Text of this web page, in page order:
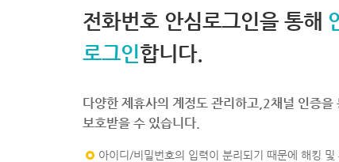
전화번호 안심로그인을 통해
로그인합니다.
다양한 제휴사의 계정도 관리하고,2채널 인증을
보호받을 수 있습니다.
아이디/비밀번호의 입력이 분리되기 때문에 해킹